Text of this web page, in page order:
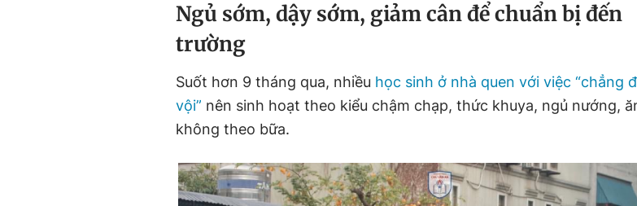
Ngủ sớm, dậy sớm, giảm cân để chuẩn bị đến
trường
Suốt hơn 9 tháng qua, nhiều học sinh ở nhà quen với việc “chẳng
vội” nên sinh hoạt theo kiểu chậm chạp, thức khuya, ngủ nướng,
không theo bữa.